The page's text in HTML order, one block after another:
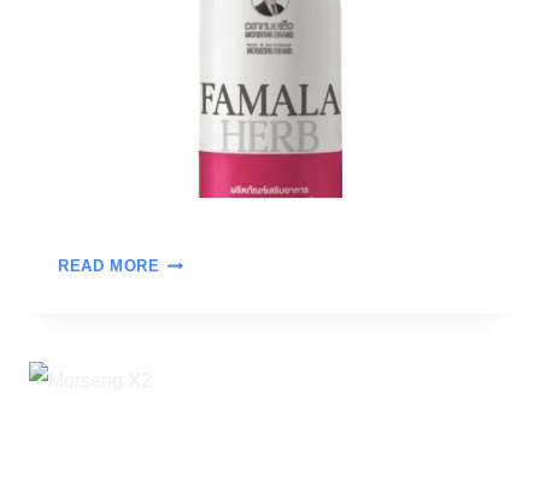
READ MORE